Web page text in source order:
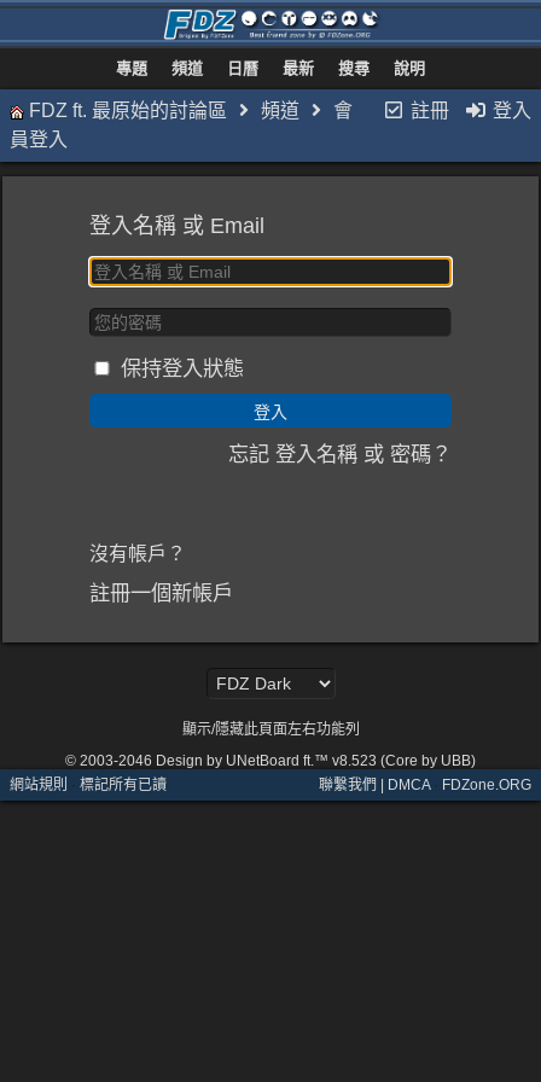
專題 頻道 日曆 最新 搜尋 說明
註冊 登入
FDZ ft. 最原始的討論區 頻道
會
員登入
登入名稱 或 Email
保持登入狀態
忘記 登入名稱 或 密碼？
沒有帳戶？
註冊一個新帳戶
顯示/隱藏此頁面左右功能列
© 2003-2046 Design by UNetBoard ft.™ v8.523 (Core by UBB)
網站規則 · 標記所有已讀 聯繫我們 | DMCA· FDZone.ORG